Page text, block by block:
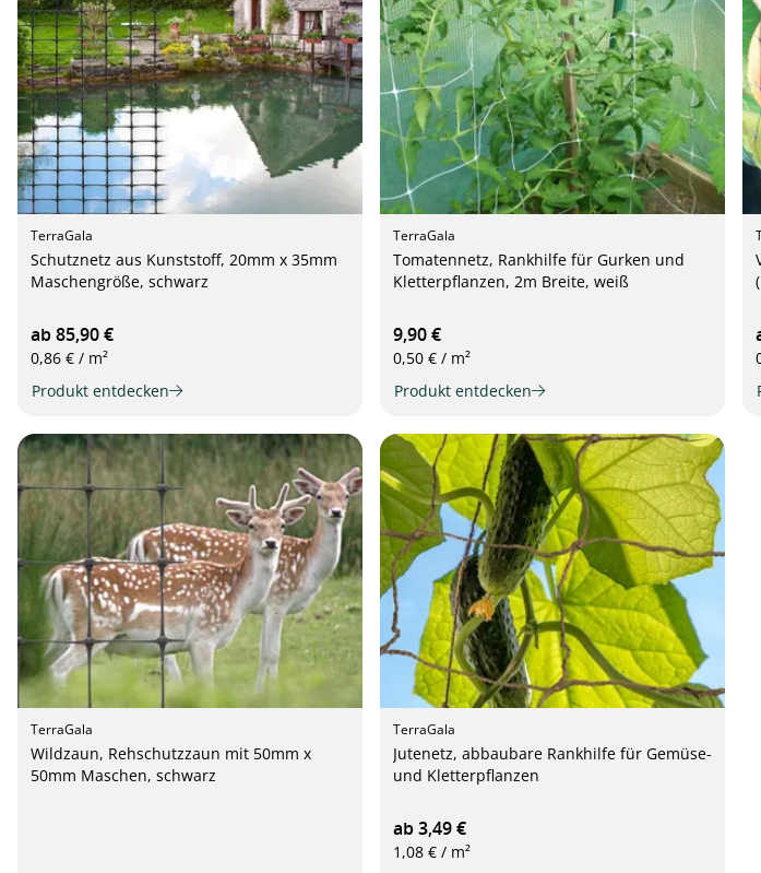
TerraGala
Schutznetz aus Kunststoff, 20mm x 35mm
Maschengröße, schwarz
ab 85,90 €
0,86 € / m²
Produkt entdecken
TerraGala
Tomatennetz, Rankhilfe für Gurken und
Kletterpflanzen, 2m Breite, weiß
9,90 €
0,50 € / m²
Produkt entdecken
TerraGala
Wildzaun, Rehschutzzaun mit 50mm x
50mm Maschen, schwarz
TerraGala
Jutenetz, abbaubare Rankhilfe für Gemüse-
und Kletterpflanzen
ab 3,49 €
1,08 € / m²